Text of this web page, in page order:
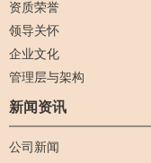
资质荣誉
领导关怀
企业文化
管理层与架构
新闻资讯
公司新闻